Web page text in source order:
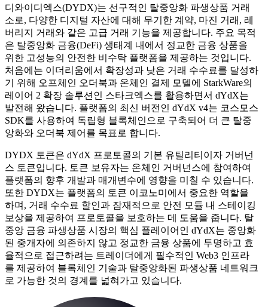
디와이디엑스(DYDX)는 선구적인 탈중앙화 파생상품 거래
소로, 다양한 디지털 자산에 대해 무기한 계약, 마진 거래, 레
버리지 거래와 같은 고급 거래 기능을 제공합니다. 주요 목적
은 탈중앙화 금융(DeFi) 생태계 내에서 정교한 금융 상품을
위한 고성능의 안전한 비수탁 플랫폼을 제공하는 것입니다.
처음에는 이더리움에서 확장성과 낮은 거래 수수료를 달성하
기 위해 오프체인 오더북과 온체인 결제 모델에 StarkWare의
레이어 2 확장 솔루션인 스타크엑스를 활용하면서 dYdX는
발전해 왔습니다. 플랫폼의 최신 버전인 dYdX v4는 코스모스
SDK를 사용하여 독립형 블록체인으로 구축되어 더 큰 탈중
앙화와 오더북 제어를 목표로 합니다.
DYDX 토큰은 dYdX 프로토콜의 기본 유틸리티이자 거버넌
스 토큰입니다. 토큰 보유자는 온체인 거버넌스에 참여하여
플랫폼의 향후 개발과 매개변수에 영향을 미칠 수 있습니다.
또한 DYDX는 플랫폼의 토큰 이코노미에서 중요한 역할을
하며, 거래 수수료 할인과 잠재적으로 안전 모듈 내 스테이킹
보상을 제공하여 프로토콜을 보호하는 데 도움을 줍니다. 탈
중앙 금융 파생상품 시장의 핵심 플레이어인 dYdX는 중앙화
된 중개자에 의존하지 않고 정교한 금융 상품에 투명하고 효
율적으로 접근하려는 트레이더에게 필수적인 Web3 인프라
를 제공하여 블록체인 기술과 탈중앙화된 파생상품 네트워크
로 가능한 것의 경계를 넓혀가고 있습니다.